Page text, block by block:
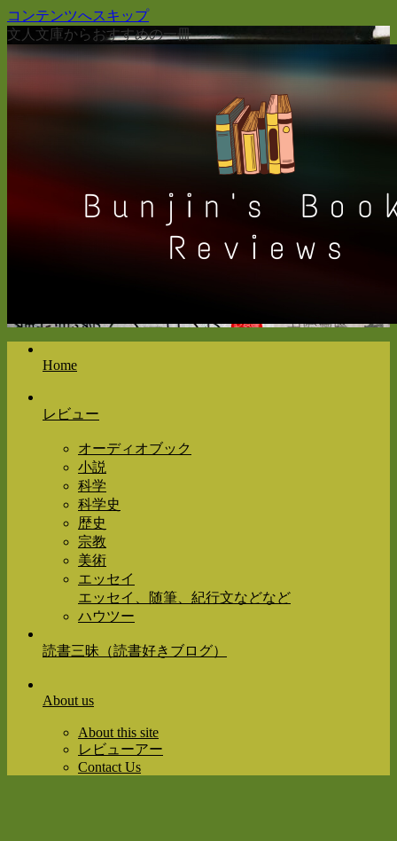
コンテンツへスキップ
文人文庫からおすすめの一冊
Home
レビュー
オーディオブック
小説
科学
科学史
歴史
宗教
美術
エッセイ
エッセイ、随筆、紀行文などなど
ハウツー
読書三昧（読書好きブログ）
About us
About this site
レビューアー
Contact Us